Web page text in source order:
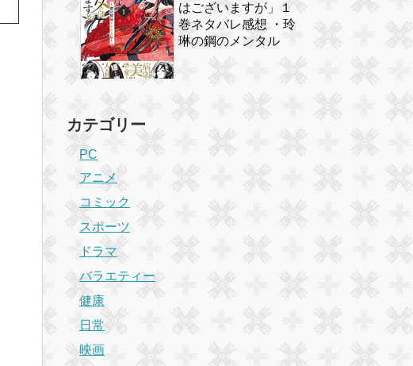
はございますが」１
巻ネタバレ感想 ・玲
琳の鋼のメンタル
カテゴリー
PC
アニメ
コミック
スポーツ
ドラマ
バラエティー
健康
日常
映画